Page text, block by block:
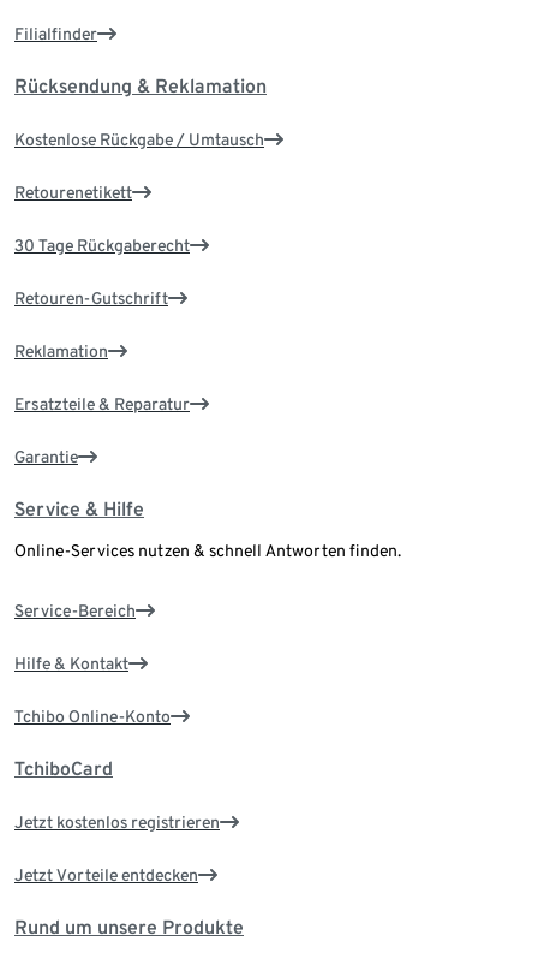
Filialfinder
Rücksendung & Reklamation
Kostenlose Rückgabe / Umtausch
Retourenetikett
30 Tage Rückgaberecht
Retouren-Gutschrift
Reklamation
Ersatzteile & Reparatur
Garantie
Service & Hilfe
Online-Services nutzen & schnell Antworten finden.
Service-Bereich
Hilfe & Kontakt
Tchibo Online-Konto
TchiboCard
Jetzt kostenlos registrieren
Jetzt Vorteile entdecken
Rund um unsere Produkte